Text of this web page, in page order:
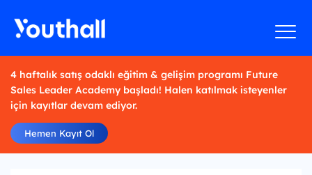
4 haftalık satış odaklı eğitim & gelişim programı Future
Sales Leader Academy başladı! Halen katılmak isteyenler
için kayıtlar devam ediyor.
Hemen Kayıt Ol